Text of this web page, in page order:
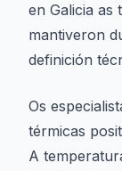
en Galicia as
mantiveron
definición
Os
térmicas
A